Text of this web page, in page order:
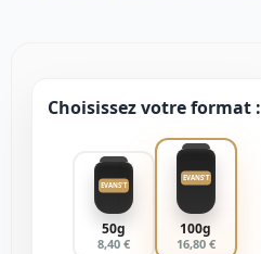
Choisissez votre format :
EVANS'T
50g
8,40 €
EVANS'T
100g
16,80 €